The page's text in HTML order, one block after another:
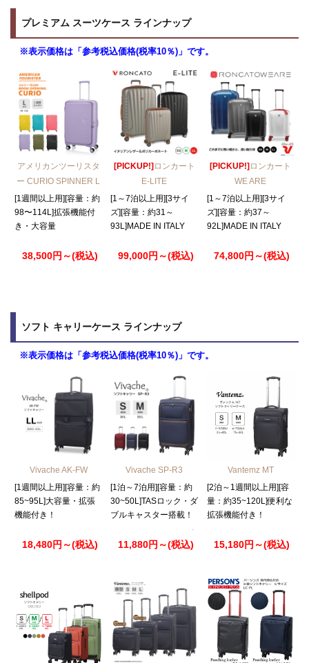
プレミアム スーツケース ラインナップ
※表示価格は「参考税込価格(税率10％)」です。
アメリカンツーリスタ
ー CURIO SPINNER L
[1週間以上用][容量：約
98〜114L]拡張機能付
き・大容量
38,500円～(税込)
[PICKUP!]ロンカート
E-LITE
[1～7泊以上用][3サイ
ズ][容量：約31～
93L]MADE IN ITALY
99,000円～(税込)
[PICKUP!]ロンカート
WE ARE
[1～7泊以上用][3サイ
ズ][容量：約37～
92L]MADE IN ITALY
74,800円～(税込)
ソフト キャリーケース ラインナップ
※表示価格は「参考税込価格(税率10％)」です。
Vivache AK-FW
[1週間以上用][容量：約
85~95L]大容量・拡張
機能付き！
18,480円～(税込)
Vivache SP-R3
[1泊～7泊用][容量：約
30~50L]TASロック・ダ
ブルキャスター搭載！
11,880円～(税込)
Vantemz MT
[2泊～1週間以上用][容
量：約35~120L]便利な
拡張機能付き！
15,180円～(税込)